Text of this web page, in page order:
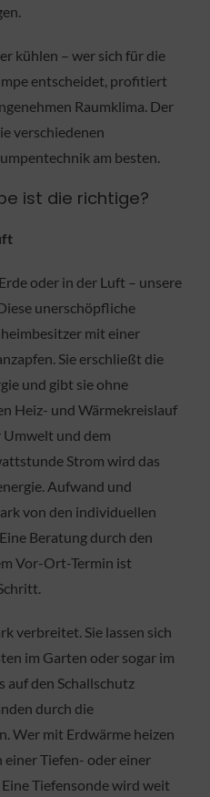
kühlen – wer sich für die
entscheidet, profitiert
Raumklima. Der
verschiedenen
am besten.
ist die richtige?
oder in der Luft – unsere
unerschöpfliche
mit einer
Sie erschließt die
und gibt sie ohne
Heiz- und Wärmekreislauf
Umwelt und dem
Strom wird das
Aufwand und
von den individuellen
Beratung durch den
Vor-Ort-Termin ist
verbreitet. Sie lassen sich
im Garten oder sogar im
auf den Schallschutz
durch die
Wer mit Erdwärme heizen
einer Tiefen- oder einer
Tiefensonde wird weit